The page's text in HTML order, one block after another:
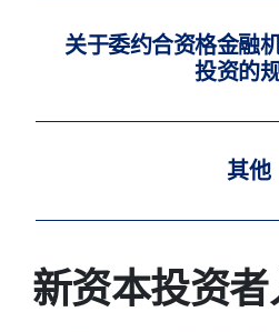
关于委约合资格金融
投资的
其他
新资本投资者